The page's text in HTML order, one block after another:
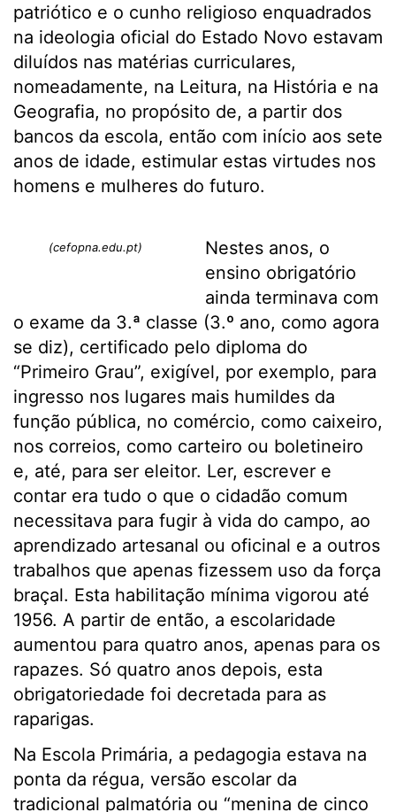
patriótico e o cunho religioso enquadrados
na ideologia oficial do Estado Novo estavam
diluídos nas matérias curriculares,
nomeadamente, na Leitura, na História e na
Geografia, no propósito de, a partir dos
bancos da escola, então com início aos sete
anos de idade, estimular estas virtudes nos
homens e mulheres do futuro.
(cefopna.edu.pt)
Nestes anos, o
ensino obrigatório
ainda terminava com
o exame da 3.ª classe (3.º ano, como agora
se diz), certificado pelo diploma do
“Primeiro Grau”, exigível, por exemplo, para
ingresso nos lugares mais humildes da
função pública, no comércio, como caixeiro,
nos correios, como carteiro ou boletineiro
e, até, para ser eleitor. Ler, escrever e
contar era tudo o que o cidadão comum
necessitava para fugir à vida do campo, ao
aprendizado artesanal ou oficinal e a outros
trabalhos que apenas fizessem uso da força
braçal. Esta habilitação mínima vigorou até
1956. A partir de então, a escolaridade
aumentou para quatro anos, apenas para os
rapazes. Só quatro anos depois, esta
obrigatoriedade foi decretada para as
raparigas.
Na Escola Primária, a pedagogia estava na
ponta da régua, versão escolar da
tradicional palmatória ou “menina de cinco